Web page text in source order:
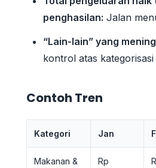
penghasilan: Jalan
“Lain-lain” yang
kontrol atas kategorisasi
Contoh Tren
Kategori Jan
Makanan &
Rp